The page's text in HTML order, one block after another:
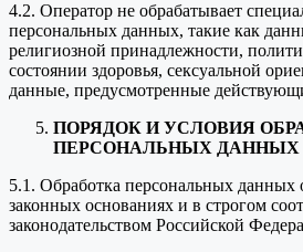
4.2. Оператор не обрабатывает
персональных данных, такие как
религиозной принадлежности,
состоянии здоровья, сексуальной
данные, предусмотренные
ПОРЯДОК И УСЛОВИЯ
ПЕРСОНАЛЬНЫХ ДАННЫХ
5.1. Обработка персональных данных
законных основаниях и в строгом
законодательством Российской